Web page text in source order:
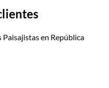
en República